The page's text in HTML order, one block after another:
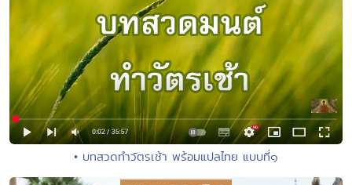
• บทสวดทำวัตรเช้า พร้อมแปลไทย แบบที่๑